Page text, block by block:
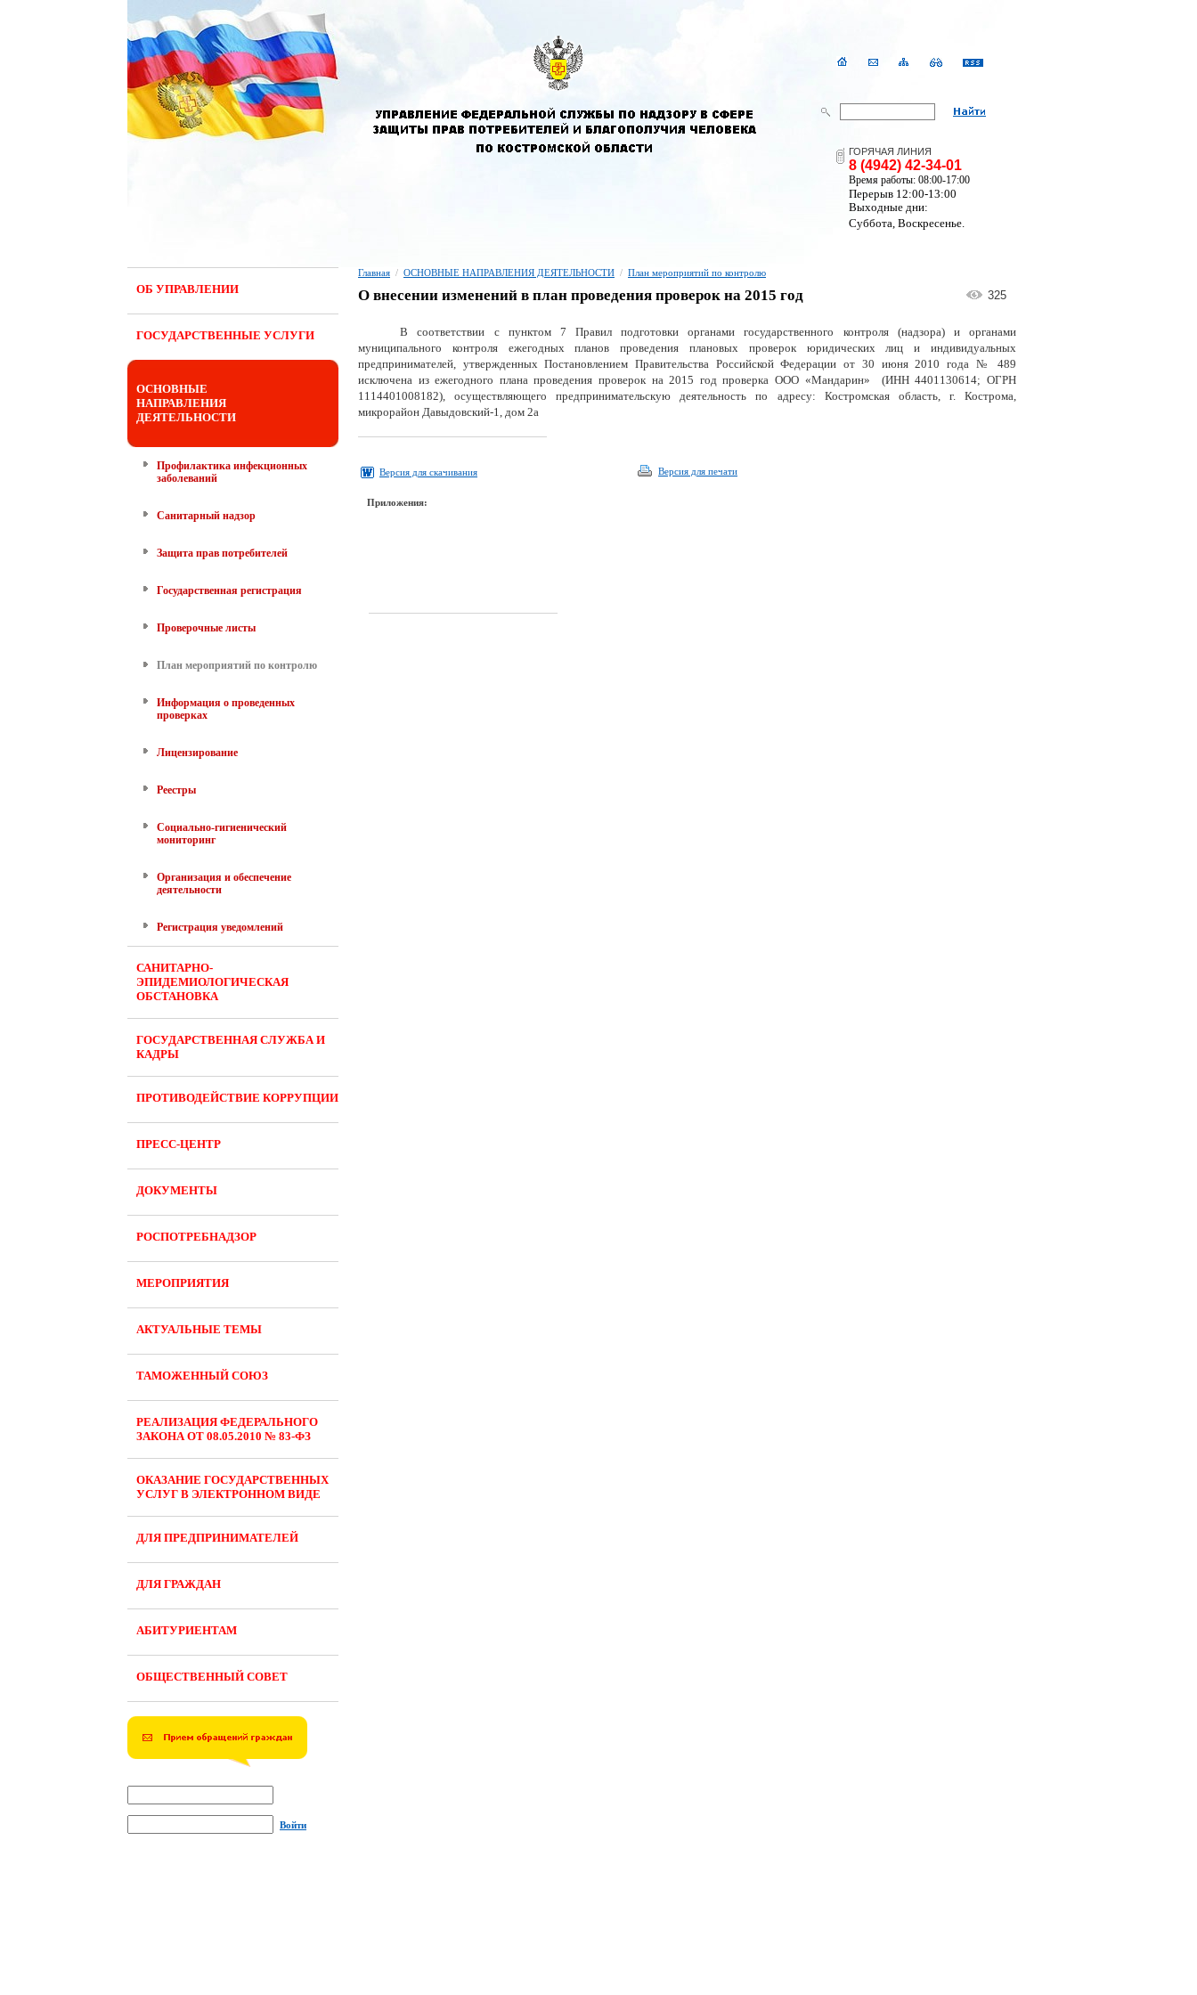
ГОРЯЧАЯ ЛИНИЯ
8 (4942) 42-34-01
Время работы: 08:00-17:00
Перерыв 12:00-13:00
Выходные дни:
Суббота, Воскресенье.
ОБ УПРАВЛЕНИИ
ГОСУДАРСТВЕННЫЕ УСЛУГИ
ОСНОВНЫЕ
НАПРАВЛЕНИЯ
ДЕЯТЕЛЬНОСТИ
Профилактика инфекционных
заболеваний
Санитарный надзор
Защита прав потребителей
Государственная регистрация
Проверочные листы
План мероприятий по контролю
Информация о проведенных
проверках
Лицензирование
Реестры
Социально-гигиенический
мониторинг
Организация и обеспечение
деятельности
Регистрация уведомлений
САНИТАРНО-
ЭПИДЕМИОЛОГИЧЕСКАЯ
ОБСТАНОВКА
ГОСУДАРСТВЕННАЯ СЛУЖБА И
КАДРЫ
ПРОТИВОДЕЙСТВИЕ КОРРУПЦИИ
ПРЕСС-ЦЕНТР
ДОКУМЕНТЫ
РОСПОТРЕБНАДЗОР
МЕРОПРИЯТИЯ
АКТУАЛЬНЫЕ ТЕМЫ
ТАМОЖЕННЫЙ СОЮЗ
РЕАЛИЗАЦИЯ ФЕДЕРАЛЬНОГО
ЗАКОНА ОТ 08.05.2010 № 83-ФЗ
ОКАЗАНИЕ ГОСУДАРСТВЕННЫХ
УСЛУГ В ЭЛЕКТРОННОМ ВИДЕ
ДЛЯ ПРЕДПРИНИМАТЕЛЕЙ
ДЛЯ ГРАЖДАН
АБИТУРИЕНТАМ
ОБЩЕСТВЕННЫЙ СОВЕТ
Войти
Главная / ОСНОВНЫЕ НАПРАВЛЕНИЯ ДЕЯТЕЛЬНОСТИ / План мероприятий по контролю
О внесении изменений в план проведения проверок на 2015 год 325
В соответствии с пунктом 7 Правил подготовки органами государственного контроля (надзора) и органами
муниципального контроля ежегодных планов проведения плановых проверок юридических лиц и индивидуальных
предпринимателей, утвержденных Постановлением Правительства Российской Федерации от 30 июня 2010 года № 489
исключена из ежегодного плана проведения проверок на 2015 год проверка ООО «Мандарин» (ИНН 4401130614; ОГРН
1114401008182), осуществляющего предпринимательскую деятельность по адресу: Костромская область, г. Кострома,
микрорайон Давыдовский-1, дом 2а
Версия для скачивания Версия для печати
Приложения: